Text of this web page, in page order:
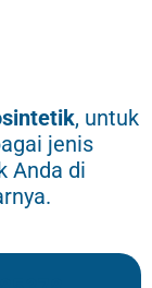
, untuk
jenis
Anda di